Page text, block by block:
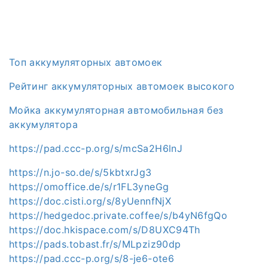
Топ аккумуляторных автомоек
Рейтинг аккумуляторных автомоек высокого
Мойка аккумуляторная автомобильная без
аккумулятора
https://pad.ccc-p.org/s/mcSa2H6lnJ
https://n.jo-so.de/s/5kbtxrJg3
https://omoffice.de/s/r1FL3yneGg
https://doc.cisti.org/s/8yUennfNjX
https://hedgedoc.private.coffee/s/b4yN6fgQo
https://doc.hkispace.com/s/D8UXC94Th
https://pads.tobast.fr/s/MLpziz90dp
https://pad.ccc-p.org/s/8-je6-ote6